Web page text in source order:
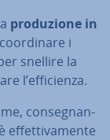
pro­du­zio­ne in
i
snellire la
l’ef­fi­cien­za.
con­se­gnan­
ef­fet­ti­va­men­te